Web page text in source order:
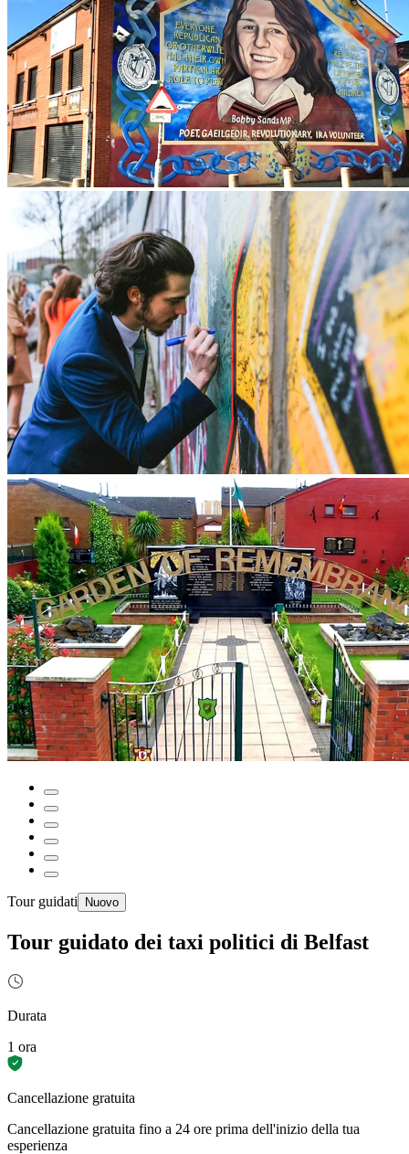
Tour guidati Nuovo
Tour guidato dei taxi politici di Belfast
Durata
1 ora
Cancellazione gratuita
Cancellazione gratuita fino a 24 ore prima dell'inizio della tua
esperienza